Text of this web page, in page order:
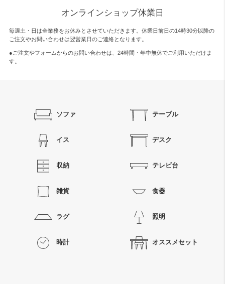
オンラインショップ休業日
毎週土・日は全業務をお休みとさせていただきます。休業日前日の14時30分以降の
ご注文やお問い合わせは翌営業日のご連絡となります。
●ご注文やフォームからのお問い合わせは、 24時間・年中無休でご利用いただけま
す。
ソファ テーブル
イス デスク
収納 テレビ台
雑貨 食器
ラグ 照明
時計 オススメセット